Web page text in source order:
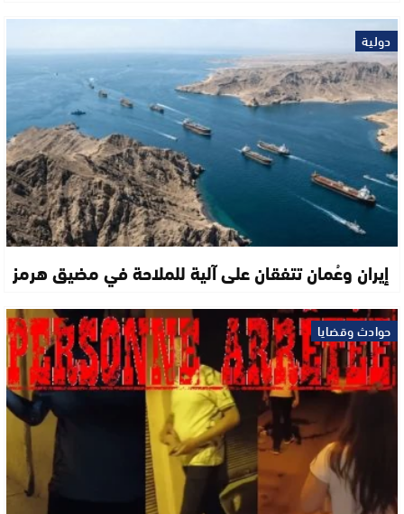
دولية
إيران وعُمان تتفقان على آلية للملاحة في مضيق هرمز
حوادث وقضايا